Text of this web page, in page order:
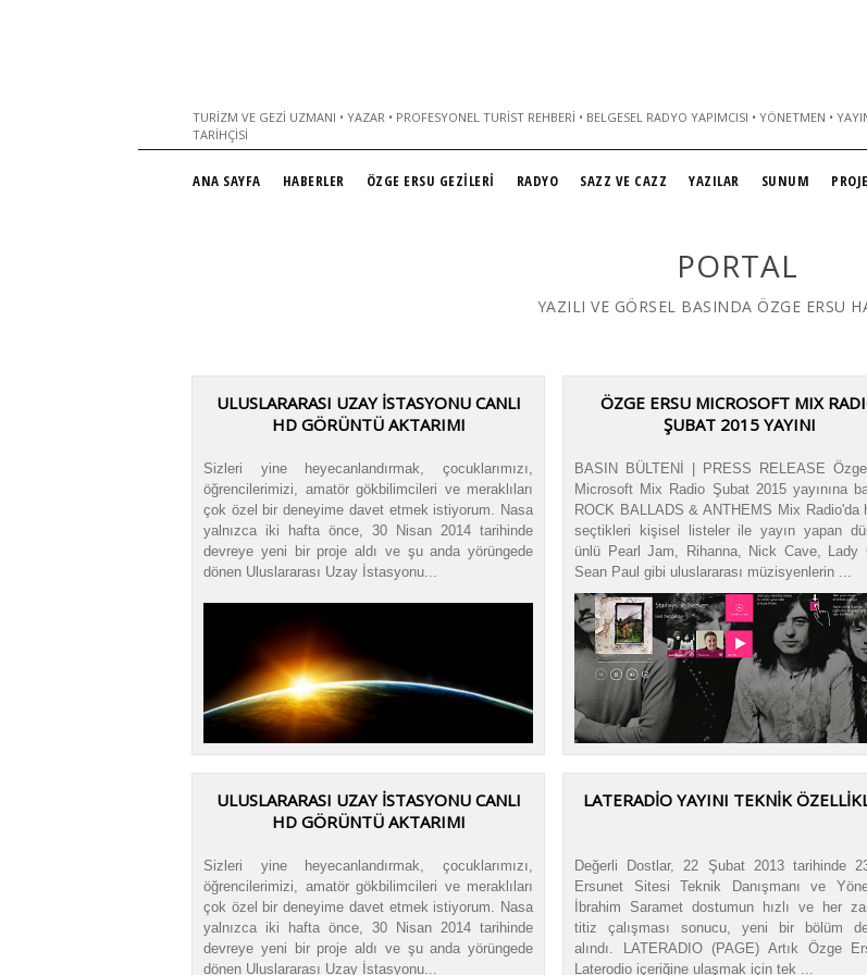
TURIZM VE GEZI UZMANI • YAZAR • PROFESYONEL TURIST REHBERI • BELGESEL RADYO YAPIMCISI • YÖNETMEN •
TARIHÇISI
ANA SAYFA HABERLER ÖZGE ERSU GEZİLERİ RADYO SAZZ VE CAZZ YAZILAR SUNUM
PORTAL
YAZILI VE GÖRSEL BASINDA ÖZGE ERSU
ULUSLARARASI UZAY İSTASYONU CANLI
HD GÖRÜNTÜ AKTARIMI
Sizleri yine heyecanlandırmak, çocuklarımızı,
öğrencilerimizi, amatör gökbilimcileri ve meraklıları
çok özel bir deneyime davet etmek istiyorum. Nasa
yalnızca iki hafta önce, 30 Nisan 2014 tarihinde
devreye yeni bir proje aldı ve şu anda yörüngede
dönen Uluslararası Uzay İstasyonu...
ÖZGE ERSU MICROSOFT MIX
ŞUBAT 2015 YAYINI
BASIN BÜLTENİ | PRESS RELEASE
Microsoft Mix Radio Şubat 2015 yayınına
ROCK BALLADS & ANTHEMS Mix Radio'da
seçtikleri kişisel listeler ile yayın yapan
ünlü Pearl Jam, Rihanna, Nick Cave, Lady
Sean Paul gibi uluslararası müzisyenlerin ...
ULUSLARARASI UZAY İSTASYONU CANLI
HD GÖRÜNTÜ AKTARIMI
Sizleri yine heyecanlandırmak, çocuklarımızı,
öğrencilerimizi, amatör gökbilimcileri ve meraklıları
çok özel bir deneyime davet etmek istiyorum. Nasa
yalnızca iki hafta önce, 30 Nisan 2014 tarihinde
devreye yeni bir proje aldı ve şu anda yörüngede
dönen Uluslararası Uzay İstasyonu...
LATERADIO YAYINI TEKNIK
Değerli Dostlar, 22 Şubat 2013 tarihinde
Ersunet Sitesi Teknik Danışmanı ve
İbrahim Saramet dostumun hızlı ve her
titiz çalışması sonucu, yeni bir bölüm
alındı. LATERADIO (PAGE) Artık Özge
Laterodio içeriğine ulaşmak için tek ...